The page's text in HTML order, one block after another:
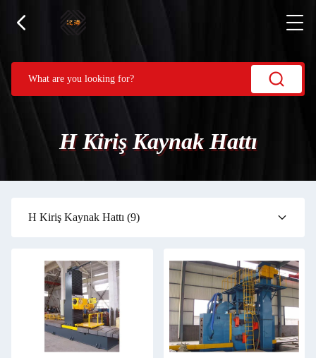
H Kiriş Kaynak Hattı
H Kiriş Kaynak Hattı (9)